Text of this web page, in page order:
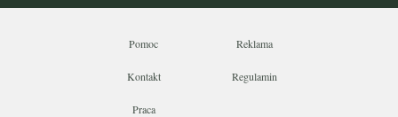
Pomoc Reklama
Kontakt Regulamin
Praca